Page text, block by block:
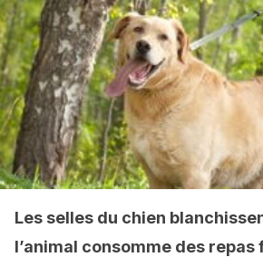
Les selles du chien
l’animal consomme des repas